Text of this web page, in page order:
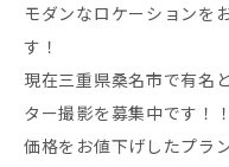
モダンなロケーションを
す！
現在三重県桑名市で有名
ター撮影を募集中です！
価格をお値下げしたプラ